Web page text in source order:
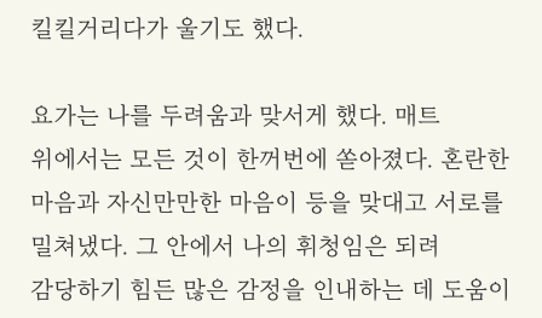
킬킬거리다가 울기도 했다.
요가는 나를 두려움과 맞서게 했다. 매트
위에서는 모든 것이 한꺼번에 쏟아졌다. 혼란한
마음과 자신만만한 마음이 등을 맞대고 서로를
밀쳐냈다. 그 안에서 나의 휘청임은 되려
감당하기 힘든 많은 감정을 인내하는 데 도움이